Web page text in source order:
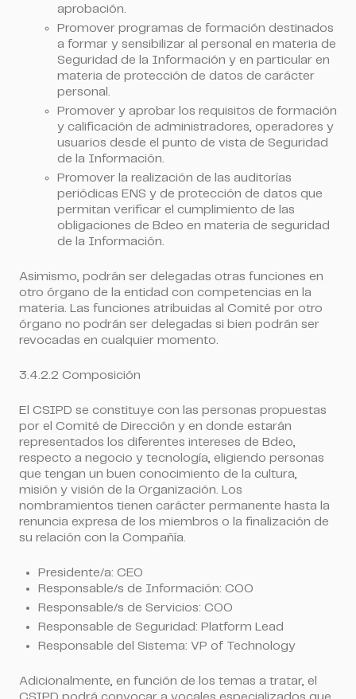
aprobación.
Promover programas de formación destinados
a formar y sensibilizar al personal en materia de
Seguridad de la Información y en particular en
materia de protección de datos de carácter
personal.
Promover y aprobar los requisitos de formación
y calificación de administradores, operadores y
usuarios desde el punto de vista de Seguridad
de la Información.
Promover la realización de las auditorías
periódicas ENS y de protección de datos que
permitan verificar el cumplimiento de las
obligaciones de Bdeo en materia de seguridad
de la Información.
Asimismo, podrán ser delegadas otras funciones en
otro órgano de la entidad con competencias en la
materia. Las funciones atribuidas al Comité por otro
órgano no podrán ser delegadas si bien podrán ser
revocadas en cualquier momento.
3.4.2.2 Composición
El CSIPD se constituye con las personas propuestas
por el Comité de Dirección y en donde estarán
representados los diferentes intereses de Bdeo,
respecto a negocio y tecnología, eligiendo personas
que tengan un buen conocimiento de la cultura,
misión y visión de la Organización. Los
nombramientos tienen carácter permanente hasta la
renuncia expresa de los miembros o la finalización de
su relación con la Compañía.
Presidente/a: CEO
Responsable/s de Información: COO
Responsable/s de Servicios: COO
Responsable de Seguridad: Platform Lead
Responsable del Sistema: VP of Technology
Adicionalmente, en función de los temas a tratar, el